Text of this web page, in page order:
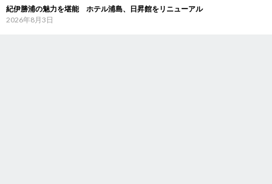
紀伊勝浦の魅力を堪能 ホテル浦島、日昇館をリニューアル
2026年8月3日